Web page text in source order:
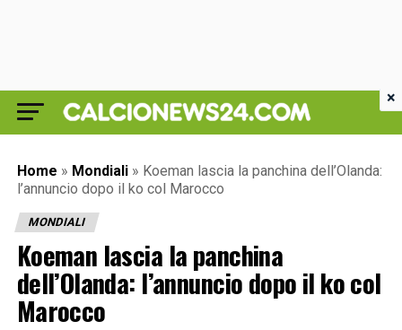
Home » Mondiali » Koeman lascia la panchina dell’Olanda:
l’annuncio dopo il ko col Marocco
MONDIALI
Koeman lascia la panchina
dell’Olanda: l’annuncio dopo il ko col
Marocco
×